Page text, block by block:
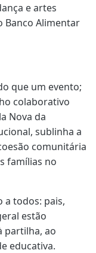
e artes
Banco Alimentar
que um evento;
colaborativo
Nova da
sublinha a
comunitária
famílias no
a todos: pais,
estão
partilha, ao
educativa.